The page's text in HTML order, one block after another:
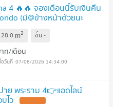
4 🔥🔥 จองเดือนนี้รับเงินคืน
(มี@ข้างหน้าด้วยนะ
28.0 m2 ชั้น-
ท/เดือน
07/08/2026 14:34:00
าย พระราม 4👉แอดไลน์
ไว